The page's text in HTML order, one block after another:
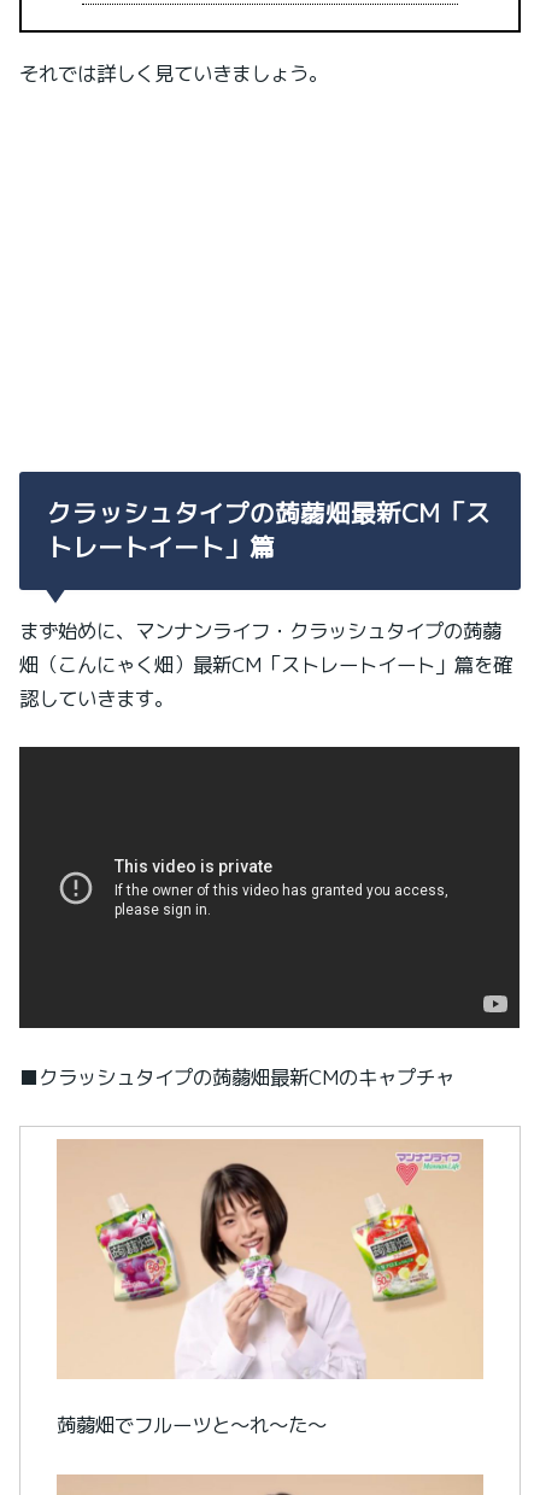
それでは詳しく見ていきましょう。
クラッシュタイプの蒟蒻畑最新CM「ス
トレートイート」篇
まず始めに、マンナンライフ・クラッシュタイプの蒟蒻
畑（こんにゃく畑）最新CM「ストレートイート」篇を確
認していきます。
■クラッシュタイプの蒟蒻畑最新CMのキャプチャ
蒟蒻畑でフルーツと〜れ〜た〜